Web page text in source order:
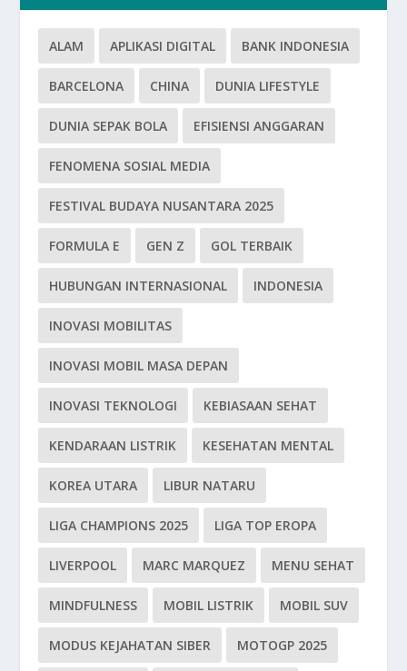
ALAM APLIKASI DIGITAL BANK INDONESIA
BARCELONA CHINA DUNIA LIFESTYLE
DUNIA SEPAK BOLA EFISIENSI ANGGARAN
FENOMENA SOSIAL MEDIA
FESTIVAL BUDAYA NUSANTARA 2025
FORMULA E GEN Z GOL TERBAIK
HUBUNGAN INTERNASIONAL INDONESIA
INOVASI MOBILITAS
INOVASI MOBIL MASA DEPAN
INOVASI TEKNOLOGI KEBIASAAN SEHAT
KENDARAAN LISTRIK KESEHATAN MENTAL
KOREA UTARA LIBUR NATARU
LIGA CHAMPIONS 2025 LIGA TOP EROPA
LIVERPOOL MARC MARQUEZ MENU SEHAT
MINDFULNESS MOBIL LISTRIK MOBIL SUV
MODUS KEJAHATAN SIBER MOTOGP 2025